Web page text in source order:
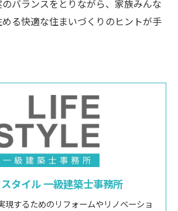
バランスをとりながら、家族みんな
る快適な住まいづくりのヒントが手
タイル 一級建築士事務所
現するためのリフォームやリノベーショ